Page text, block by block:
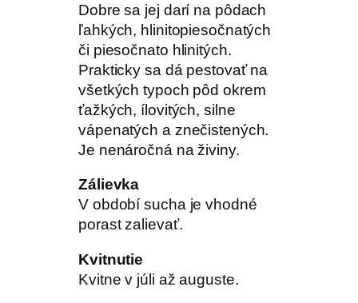
Dobre sa jej darí na pôdach
ľahkých, hlinitopiesočnatých
či piesočnato hlinitých.
Prakticky sa dá pestovať na
všetkých typoch pôd okrem
ťažkých, ílovitých, silne
vápenatých a znečistených.
Je nenáročná na živiny.
Zálievka
V období sucha je vhodné
porast zalievať.
Kvitnutie
Kvitne v júli až auguste.